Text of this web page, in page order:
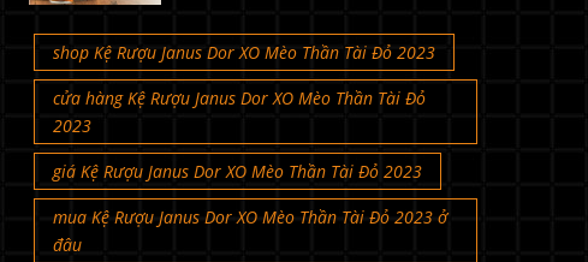
shop Kệ Rượu Janus Dor XO Mèo Thần Tài Đỏ 2023
cửa hàng Kệ Rượu Janus Dor XO Mèo Thần Tài Đỏ
2023
giá Kệ Rượu Janus Dor XO Mèo Thần Tài Đỏ 2023
mua Kệ Rượu Janus Dor XO Mèo Thần Tài Đỏ 2023 ở
đâu